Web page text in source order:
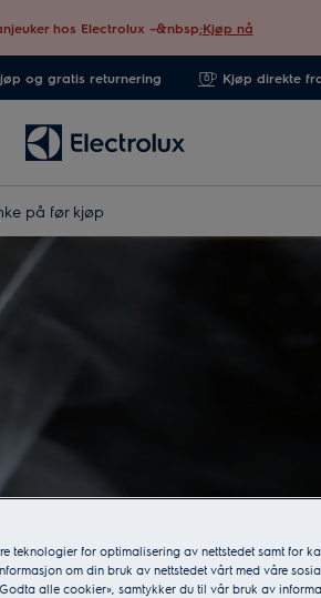
hos Electrolux –&nbsp;Kjøp nå
og gratis returnering Kjøp direkte
på før kjøp
teknologier for optimalisering av nettstedet samt for
om din bruk av nettstedet vårt med våre
alle cookier», samtykker du til vår bruk av